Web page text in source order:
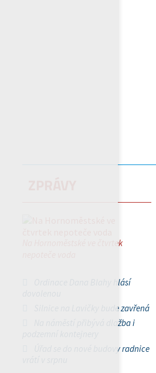
Na Hornoměstské ve čtvrtek
Ordinace Dana Blahy hlásí
Silnice na Lavičky bude zavřená
Na náměstí přibývá dlažba i
Úřad se do nové budovy radnice